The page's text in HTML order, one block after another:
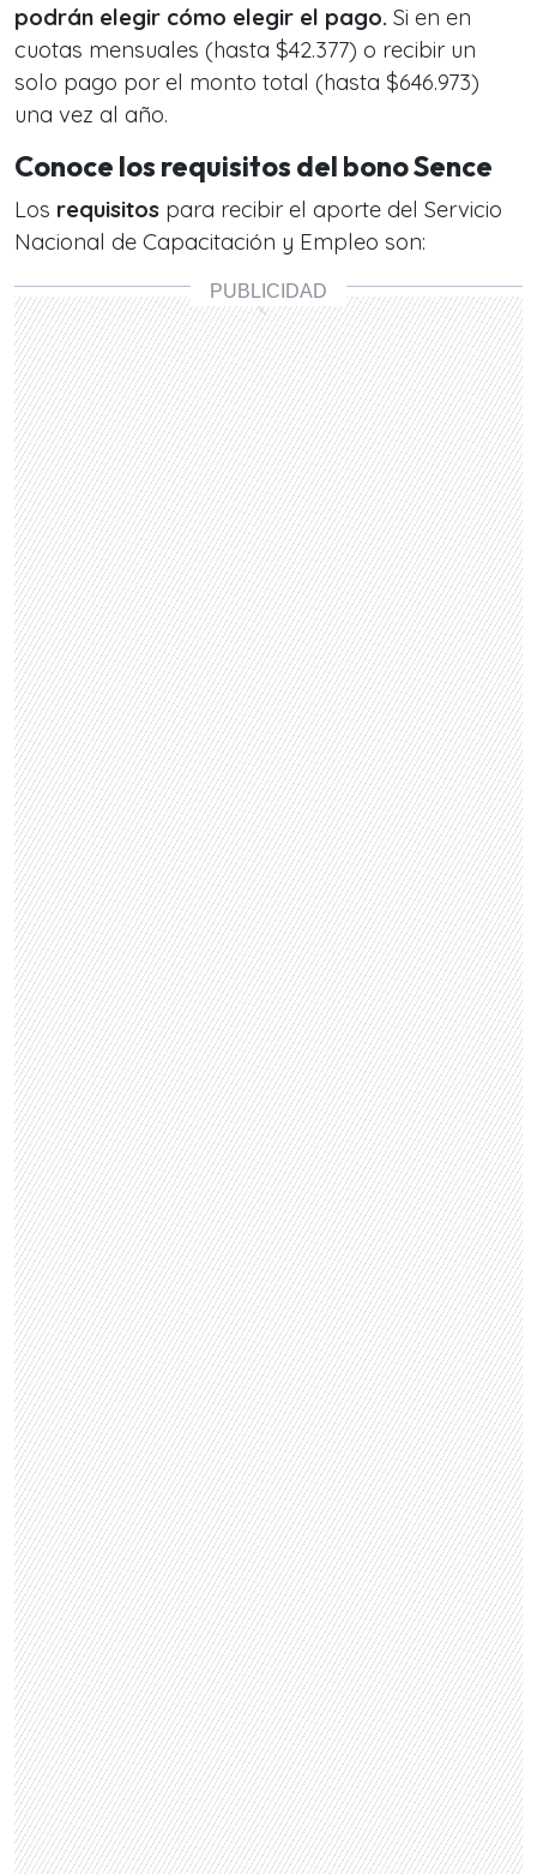
podrán elegir cómo elegir el pago. Si en en
cuotas mensuales (hasta $42.377) o recibir un
solo pago por el monto total (hasta $646.973)
una vez al año.
Conoce los requisitos del bono Sence
Los requisitos para recibir el aporte del Servicio
Nacional de Capacitación y Empleo son: